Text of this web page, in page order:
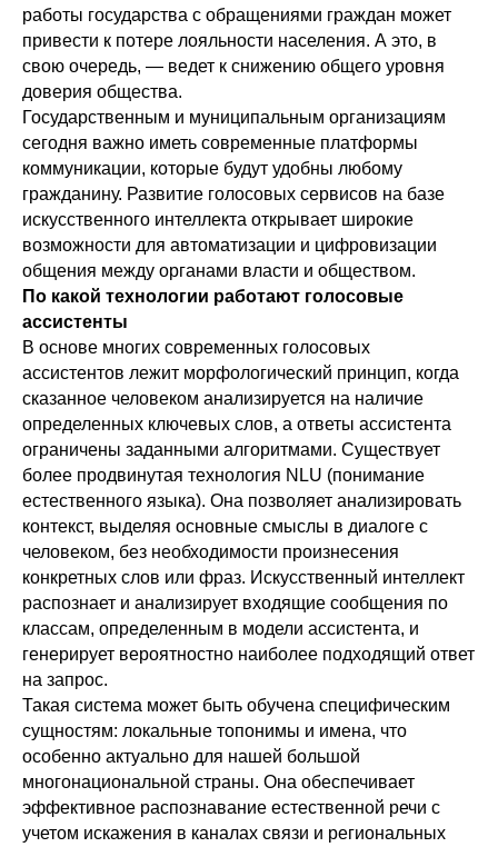
работы государства с обращениями граждан может
привести к потере лояльности населения. А это, в
свою очередь, — ведет к снижению общего уровня
доверия общества.
Государственным и муниципальным организациям
сегодня важно иметь современные платформы
коммуникации, которые будут удобны любому
гражданину. Развитие голосовых сервисов на базе
искусственного интеллекта открывает широкие
возможности для автоматизации и цифровизации
общения между органами власти и обществом.
По какой технологии работают голосовые
ассистенты
В основе многих современных голосовых
ассистентов лежит морфологический принцип, когда
сказанное человеком анализируется на наличие
определенных ключевых слов, а ответы ассистента
ограничены заданными алгоритмами. Существует
более продвинутая технология NLU (понимание
естественного языка). Она позволяет анализировать
контекст, выделяя основные смыслы в диалоге с
человеком, без необходимости произнесения
конкретных слов или фраз. Искусственный интеллект
распознает и анализирует входящие сообщения по
классам, определенным в модели ассистента, и
генерирует вероятностно наиболее подходящий ответ
на запрос.
Такая система может быть обучена специфическим
сущностям: локальные топонимы и имена, что
особенно актуально для нашей большой
многонациональной страны. Она обеспечивает
эффективное распознавание естественной речи с
учетом искажения в каналах связи и региональных